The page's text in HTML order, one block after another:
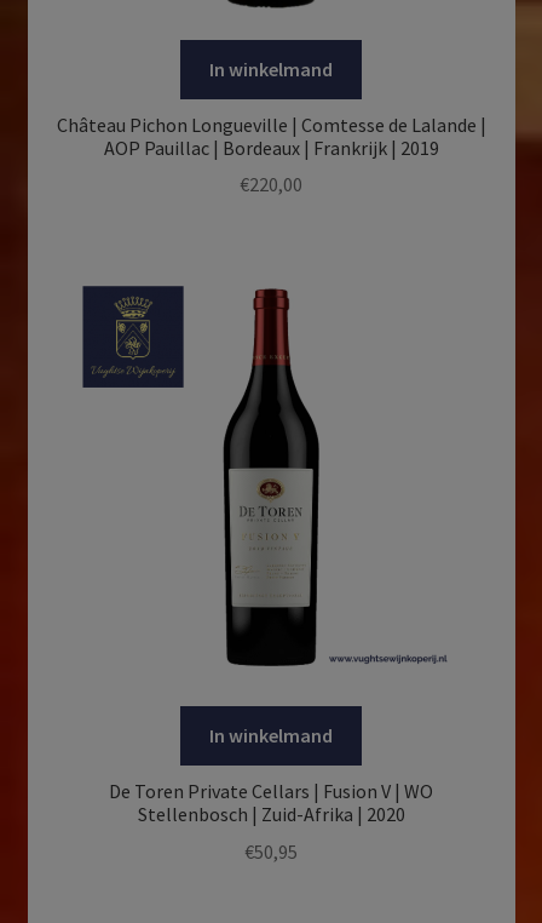
In winkelmand
Château Pichon Longueville | Comtesse de Lalande |
AOP Pauillac | Bordeaux | Frankrijk | 2019
€220,00
In winkelmand
De Toren Private Cellars | Fusion V | WO
Stellenbosch | Zuid-Afrika | 2020
€50,95